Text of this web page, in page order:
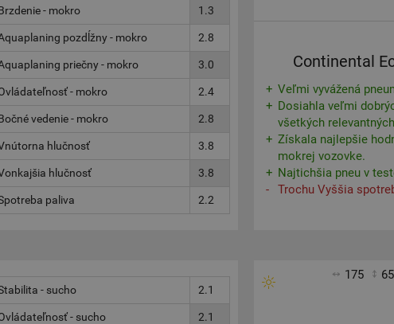
- mokro 1.3
pozdĺžny - mokro 2.8
priečny - mokro 3.0
- mokro 2.4
vedenie - mokro 2.8
hlučnosť 3.8
hlučnosť 3.8
paliva 2.2
Continental
Veľmi vyvážená
Dosiahla veľmi
všetkých
Získala najlepšie
mokrej vozovke.
Najtichšia pneu v
Trochu Vyššia
- sucho 2.1
- sucho 2.1
175 65